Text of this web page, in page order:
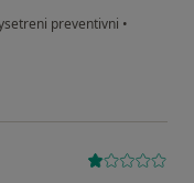
preventivni •